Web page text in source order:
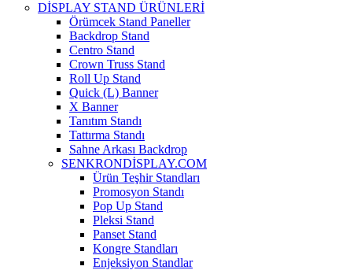
DİSPLAY STAND ÜRÜNLERİ
Örümcek Stand Paneller
Backdrop Stand
Centro Stand
Crown Truss Stand
Roll Up Stand
Quick (L) Banner
X Banner
Tanıtım Standı
Tattırma Standı
Sahne Arkası Backdrop
SENKRONDİSPLAY.COM
Ürün Teşhir Standları
Promosyon Standı
Pop Up Stand
Pleksi Stand
Panset Stand
Kongre Standları
Enjeksiyon Standlar